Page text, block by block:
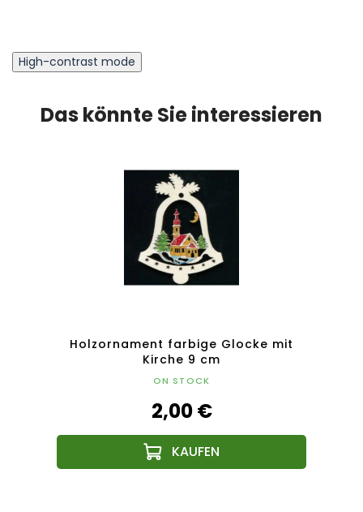
High-contrast mode
Das könnte Sie interessieren
Holzornament farbige Glocke mit
Kirche 9 cm
ON STOCK
2,00 €